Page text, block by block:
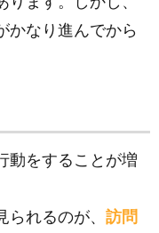
かなり進んでから
動をすることが増
れるのが、 訪問